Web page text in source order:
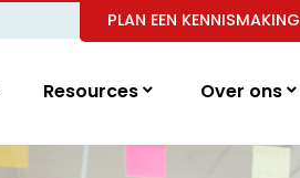
PLAN EEN KENNISMAKING
Resources Over ons